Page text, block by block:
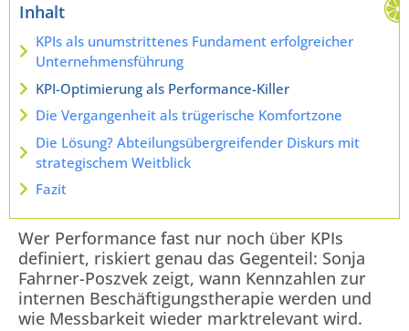
Inhalt
KPIs als unumstrittenes Fundament erfolgreicher
Unternehmensführung
KPI-Optimierung als Performance-Killer
Die Vergangenheit als trügerische Komfortzone
Die Lösung? Abteilungsübergreifender Diskurs mit
strategischem Weitblick
Fazit
Wer Performance fast nur noch über KPIs
definiert, riskiert genau das Gegenteil: Sonja
Fahrner-Poszvek zeigt, wann Kennzahlen zur
internen Beschäftigungstherapie werden und
wie Messbarkeit wieder marktrelevant wird.